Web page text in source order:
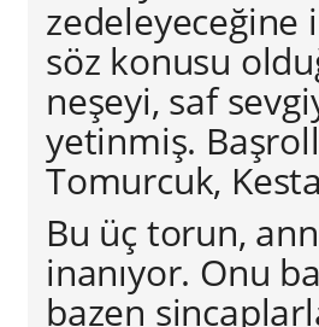
zedeleyeceğine
söz konusu
neşeyi, saf
yetinmiş.
Tomurcuk,
Bu üç torun,
inanıyor. Onu
bazen